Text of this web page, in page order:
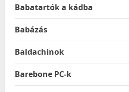
Babatartók a kádba
Babázás
Baldachinok
Barebone PC-k